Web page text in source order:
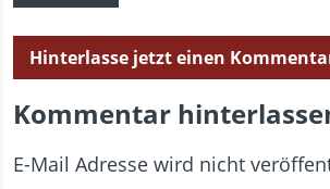
Hinterlasse jetzt einen
Kommentar
E-Mail Adresse wird nicht